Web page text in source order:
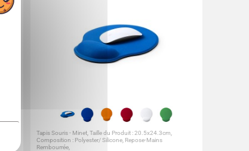
Tapis Souris - Minet, Taille du Produit : 20.5x24.3cm,
Composition : Polyester/ Silicone, Repose-Mains
Rembourrée,